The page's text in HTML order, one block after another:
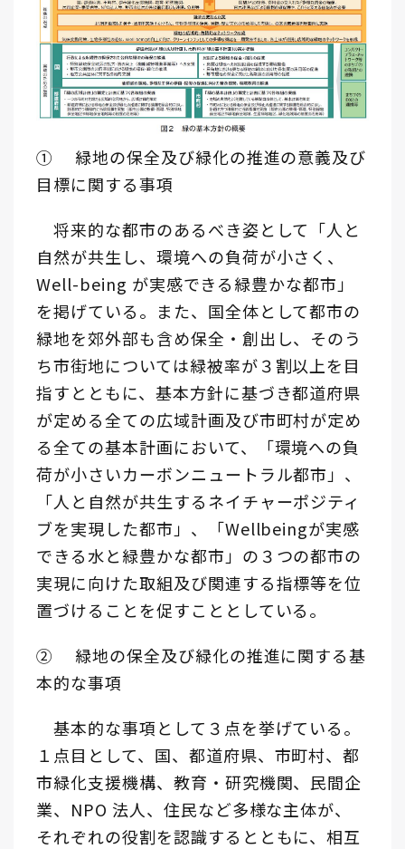
① 緑地の保全及び緑化の推進の意義及び
目標に関する事項
将来的な都市のあるべき姿として「人と
自然が共生し、環境への負荷が小さく、
Well-being が実感できる緑豊かな都市」
を掲げている。また、国全体として都市の
緑地を郊外部も含め保全・創出し、そのう
ち市街地については緑被率が３割以上を目
指すとともに、基本方針に基づき都道府県
が定める全ての広域計画及び市町村が定め
る全ての基本計画において、「環境への負
荷が小さいカーボンニュートラル都市」、
「人と自然が共生するネイチャーポジティ
ブを実現した都市」、「Wellbeingが実感
できる水と緑豊かな都市」の３つの都市の
実現に向けた取組及び関連する指標等を位
置づけることを促すこととしている。
② 緑地の保全及び緑化の推進に関する基
本的な事項
基本的な事項として３点を挙げている。
１点目として、国、都道府県、市町村、都
市緑化支援機構、教育・研究機関、民間企
業、NPO 法人、住民など多様な主体が、
それぞれの役割を認識するとともに、相互